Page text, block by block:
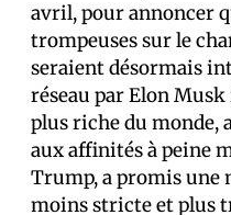
avril, pour annoncer
trompeuses sur le
seraient désormais
réseau par Elon
plus riche du monde,
aux affinités à peine
Trump, a promis une
moins stricte et plus